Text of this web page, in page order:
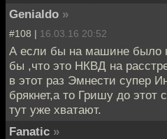
Genialdo »
#108 | 16.03.16 20:52
А если бы на машине было
бы ,что это НКВД на
в этот раз Эмнести супер
брякнет,а то Гришу до этот
тут уже хватают.
Fanatic »